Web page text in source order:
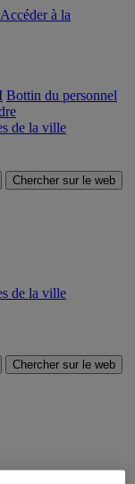
Accéder à la
Bottin du personnel
de la ville
Chercher sur le web
de la ville
Chercher sur le web